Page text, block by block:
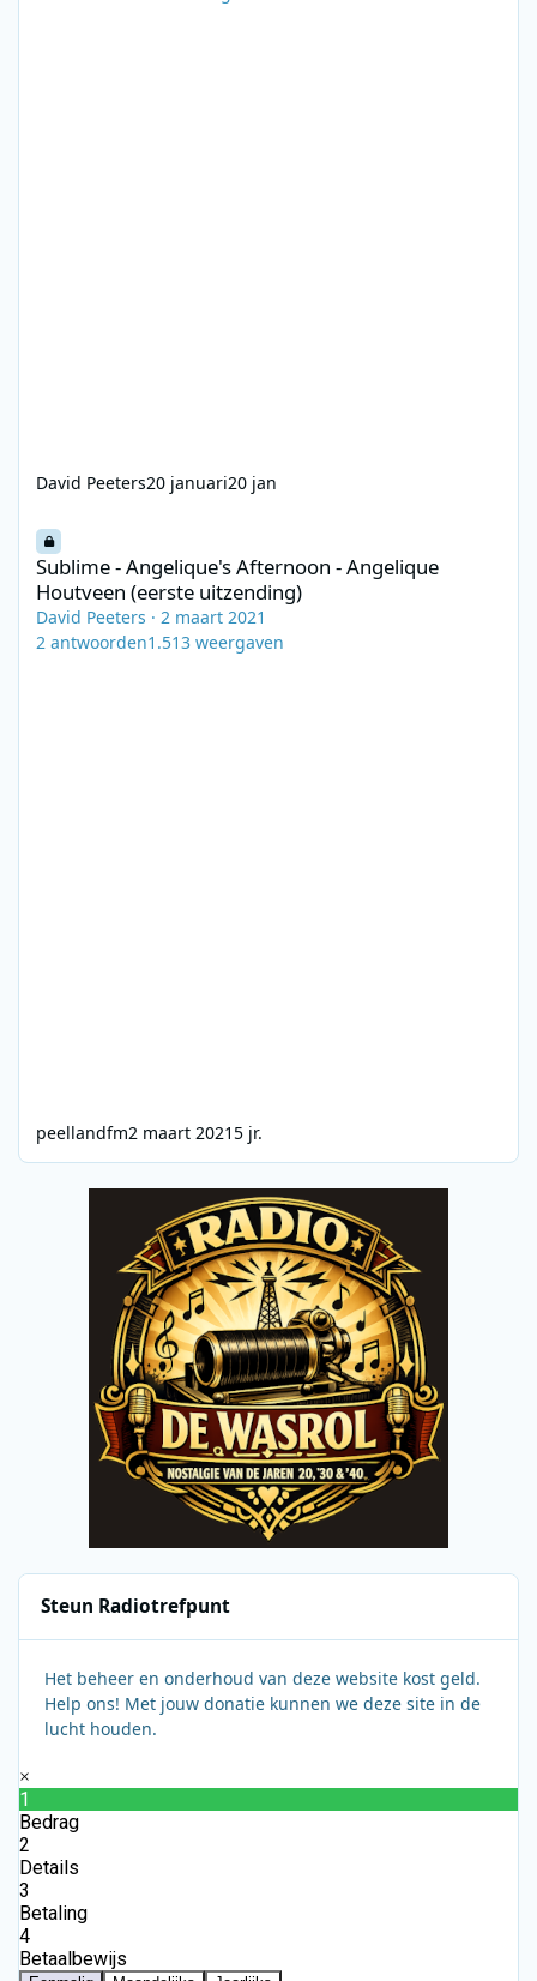
David Peeters20 januari20 jan
Sublime - Angelique's Afternoon - Angelique
Houtveen (eerste uitzending)
David Peeters · 2 maart 2021
2 antwoorden1.513 weergaven
peellandfm2 maart 20215 jr.
Steun Radiotrefpunt
Het beheer en onderhoud van deze website kost geld.
Help ons! Met jouw donatie kunnen we deze site in de
lucht houden.